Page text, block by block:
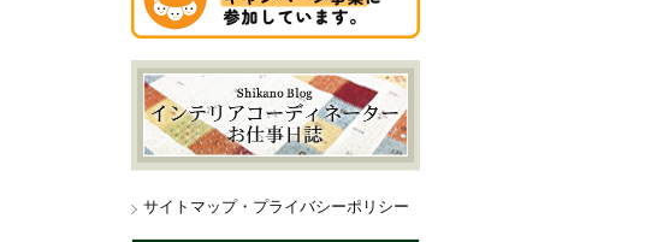
サイトマップ・プライバシーポリシー